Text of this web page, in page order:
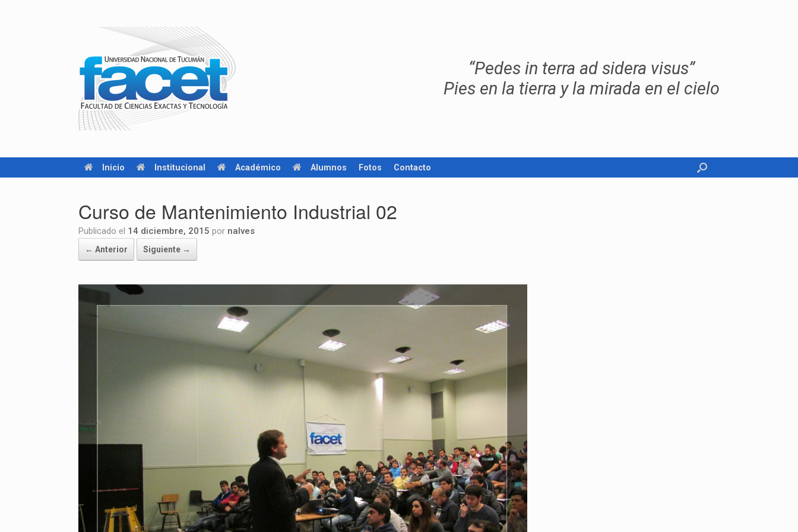
“Pedes in terra ad sidera visus”
Pies en la tierra y la mirada en el cielo
Inicio Institucional Académico Alumnos Fotos Contacto
Curso de Mantenimiento Industrial 02
Publicado el 14 diciembre, 2015 por nalves
← Anterior Siguiente →